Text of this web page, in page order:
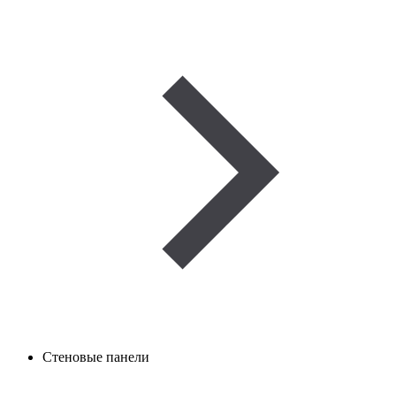
Стеновые панели